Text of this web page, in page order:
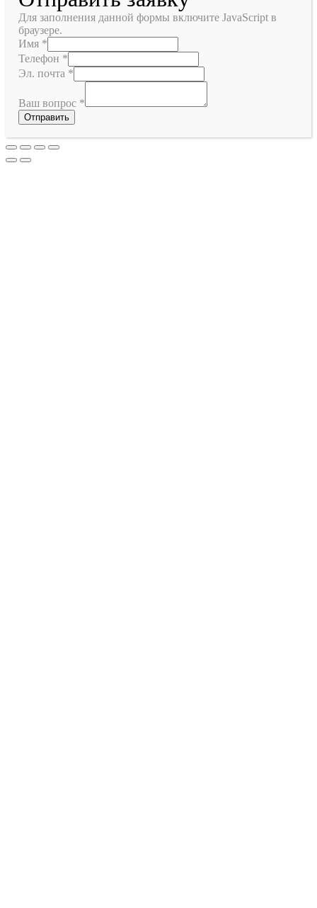
Для заполнения данной формы включите JavaScript в
браузере.
Имя *
Телефон *
Эл. почта *
Ваш вопрос *
Отправить